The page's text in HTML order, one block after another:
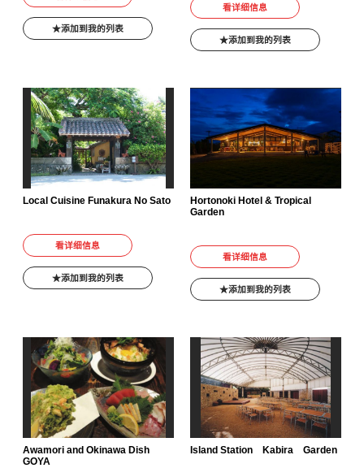
添加到我的列表
看详细信息
添加到我的列表
Local Cuisine Funakura No Sato
看详细信息
添加到我的列表
Hortonoki Hotel & Tropical
Garden
看详细信息
添加到我的列表
Awamori and Okinawa Dish
GOYA
Island Station Kabira Garden